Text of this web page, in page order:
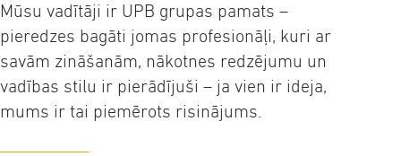
Mūsu vadītāji ir UPB grupas pamats –
pieredzes bagāti jomas profesionāļi, kuri ar
savām zināšanām, nākotnes redzējumu un
vadības stilu ir pierādījuši – ja vien ir ideja,
mums ir tai piemērots risinājums.